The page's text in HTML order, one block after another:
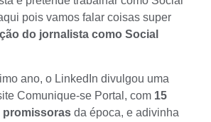
pois vamos falar coisas super
do jornalista como Social
ano, o LinkedIn divulgou uma
Comunique-se Portal , com 15
promissoras da época, e adivinha